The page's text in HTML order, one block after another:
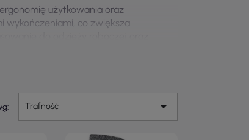
użytkowania oraz
wykończeniami, co zwiększa
Trafność 